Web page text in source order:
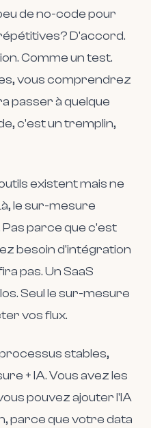
de no-code pour
D'accord.
Comme un test.
vous comprendrez
passer à quelque
c'est un tremplin,
existent mais ne
le sur-mesure
parce que c'est
besoin d'intégration
pas. Un SaaS
Seul le sur-mesure
vos flux.
stables,
+ IA. Vous avez les
pouvez ajouter l'IA
parce que votre data